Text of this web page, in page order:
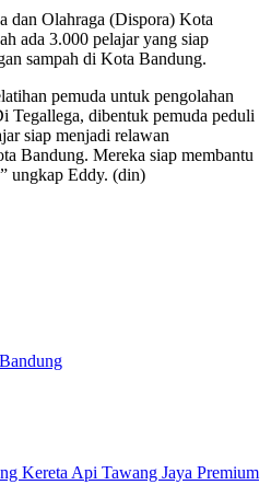
dan Olahraga (Dispora) Kota
ada 3.000 pelajar yang siap
sampah di Kota Bandung.
pemuda untuk pengolahan
Tegallega, dibentuk pemuda peduli
siap menjadi relawan
Bandung. Mereka siap membantu
ungkap Eddy. (din)
Kereta Api Tawang Jaya Premium